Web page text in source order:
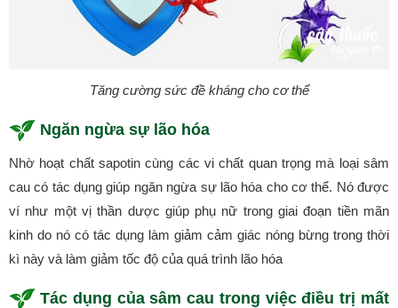
Tăng cường sức đề kháng cho cơ thể
Ngăn ngừa sự lão hóa
Nhờ hoạt chất sapotin cùng các vi chất quan trọng mà loại sâm
cau có tác dụng giúp ngăn ngừa sự lão hóa cho cơ thể. Nó được
ví như một vị thần dược giúp phụ nữ trong giai đoạn tiền mãn
kinh do nó có tác dụng làm giảm cảm giác nóng bừng trong thời
kì này và làm giảm tốc độ của quá trình lão hóa
Tác dụng của sâm cau trong việc điều trị mất